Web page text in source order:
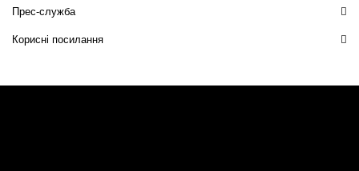
Прес-служба
Корисні посилання